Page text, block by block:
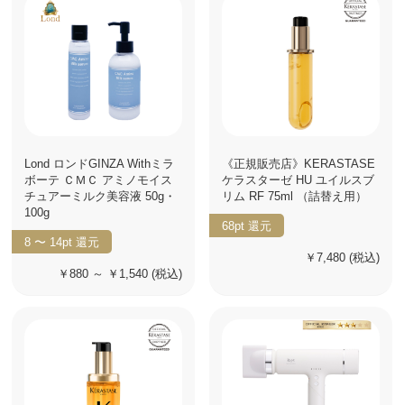
Lond ロンドGINZA Withミラ
ボーテ ＣＭＣ アミノモイス
チュアーミルク美容液 50g・
100g
8 〜 14pt 還元
￥880 ～ ￥1,540 (税込)
《正規販売店》KERASTASE
ケラスターゼ HU ユイルスブ
リム RF 75ml （詰替え用）
68pt 還元
￥7,480 (税込)